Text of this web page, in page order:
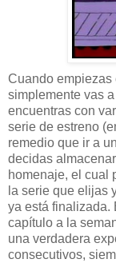
Cuando empiezas
simplemente vas
encuentras con
serie de estreno
remedio que ir a
decidas
homenaje, el cual
la serie que elijas
ya está finalizada.
capítulo a la
una verdadera
consecutivos,